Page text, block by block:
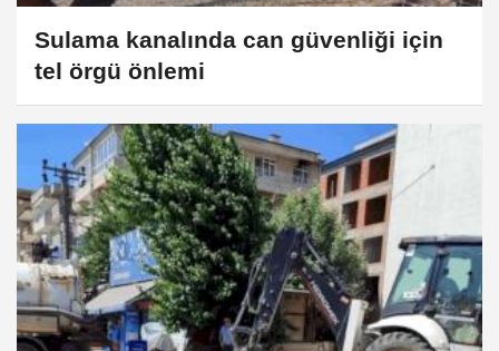
Sulama kanalında can güvenliği için
tel örgü önlemi